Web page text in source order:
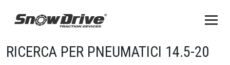
RICERCA PER PNEUMATICI 14.5-20